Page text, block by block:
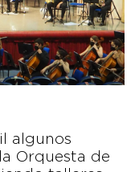
algunos
Orquesta de